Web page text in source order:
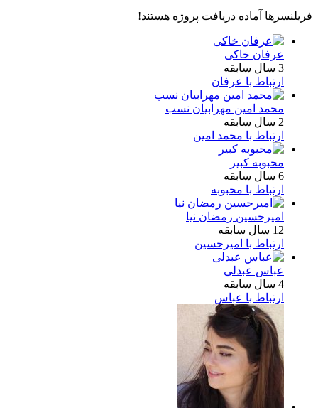
فریلنسرها آماده دریافت پروژه هستند!
عرفان خاکی
3 سال سابقه
ارتباط با عرفان
محمد امین مهرابیان نسب
2 سال سابقه
ارتباط با محمد امین
محبوبه کبیر
6 سال سابقه
ارتباط با محبوبه
امیرحسین رمضان نیا
12 سال سابقه
ارتباط با امیرحسین
عباس عبدلی
4 سال سابقه
ارتباط با عباس